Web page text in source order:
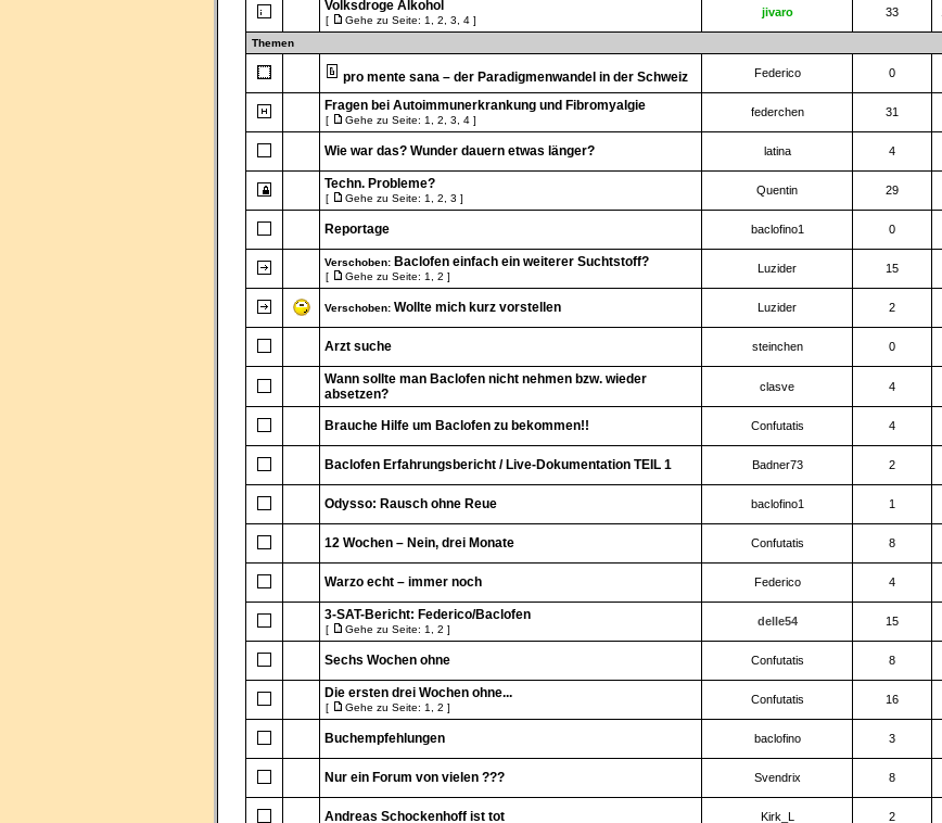
Volksdroge Alkohol
[ Gehe zu Seite: 1 2 3 4 ]
jivaro 33
Themen
pro mente sana – der Paradigmenwandel in der Schweiz Federico 0
Fragen bei Autoimmunerkrankung und Fibromyalgie
[ Gehe zu Seite: 1 2 3 4 ]
federchen 31
Wie war das? Wunder dauern etwas länger? latina 4
Techn. Probleme?
[ Gehe zu Seite: 1 2 3 ]
Quentin 29
Reportage baclofino1 0
Verschoben: Baclofen einfach ein weiterer Suchtstoff?
[ Gehe zu Seite: 1 2 ]
Luzider 15
Verschoben: Wollte mich kurz vorstellen Luzider 2
Arzt suche steinchen 0
Wann sollte man Baclofen nicht nehmen bzw. wieder
absetzen?
clasve 4
Brauche Hilfe um Baclofen zu bekommen!! Confutatis 4
Baclofen Erfahrungsbericht / Live-Dokumentation TEIL 1 Badner73 2
Odysso: Rausch ohne Reue baclofino1 1
12 Wochen – Nein, drei Monate Confutatis 8
Warzo echt – immer noch Federico 4
3-SAT-Bericht: Federico/Baclofen
[ Gehe zu Seite: 1 2 ]
delle54 15
Sechs Wochen ohne Confutatis 8
Die ersten drei Wochen ohne...
[ Gehe zu Seite: 1 2 ]
Confutatis 16
Buchempfehlungen baclofino 3
Nur ein Forum von vielen ??? Svendrix 8
Andreas Schockenhoff ist tot Kirk_L 2